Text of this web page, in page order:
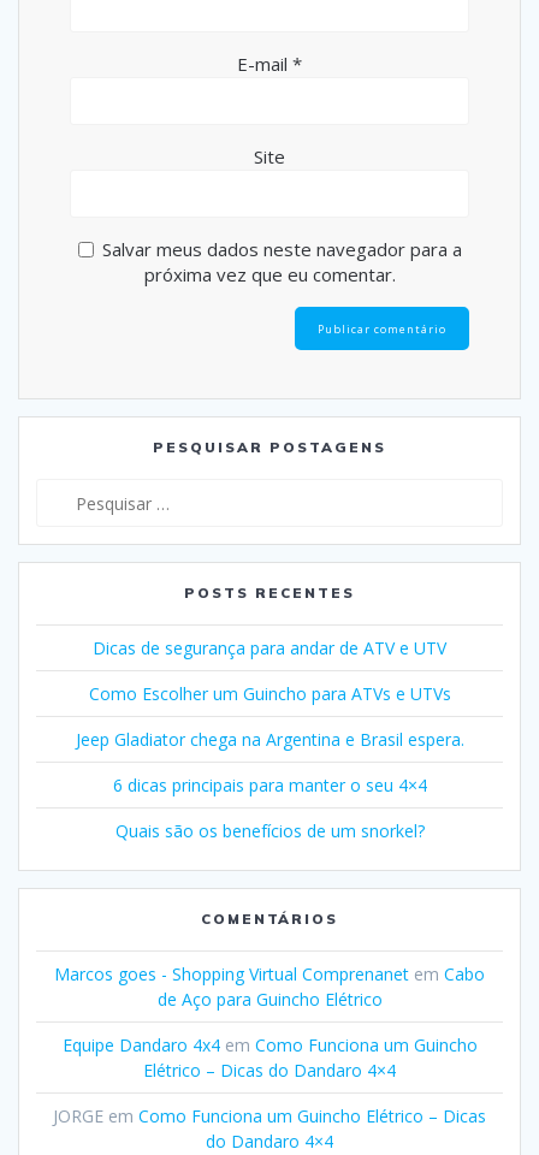
E-mail *
Site
Salvar meus dados neste navegador para a
próxima vez que eu comentar.
PESQUISAR POSTAGENS
POSTS RECENTES
Dicas de segurança para andar de ATV e UTV
Como Escolher um Guincho para ATVs e UTVs
Jeep Gladiator chega na Argentina e Brasil espera.
6 dicas principais para manter o seu 4×4
Quais são os benefícios de um snorkel?
COMENTÁRIOS
Marcos goes - Shopping Virtual Comprenanet em Cabo
de Aço para Guincho Elétrico
Equipe Dandaro 4x4em Como Funciona um Guincho
Elétrico – Dicas do Dandaro 4×4
JORGE em Como Funciona um Guincho Elétrico – Dicas
do Dandaro 4×4